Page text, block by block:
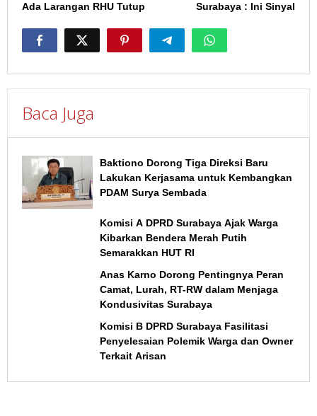
Ada Larangan RHU Tutup
Surabaya : Ini Sinyal
Baca Juga
Baktiono Dorong Tiga Direksi Baru
Lakukan Kerjasama untuk Kembangkan
PDAM Surya Sembada
Komisi A DPRD Surabaya Ajak Warga
Kibarkan Bendera Merah Putih
Semarakkan HUT RI
Anas Karno Dorong Pentingnya Peran
Camat, Lurah, RT-RW dalam Menjaga
Kondusivitas Surabaya
Komisi B DPRD Surabaya Fasilitasi
Penyelesaian Polemik Warga dan Owner
Terkait Arisan